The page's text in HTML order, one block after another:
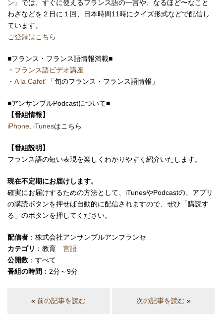
ン』 では、すぐに使えるフランス語の一言や、なるほど〜なこと
わざなどを２日に１回、日本時間11時にクイズ形式などで配信し
ています。
ご登録はこちら
■フランス・フランス語情報満載■
・ フランス語ビデオ講座
・ A la Cafet’「旬のフランス・フランス語情報」
■アンサンブルPodcastについて■
【番組情報】
iPhone, iTunesはこちら
【番組説明】
フランス語の短い表現を楽しくわかりやすく紹介いたします。
現在不定期にお届けします。
確実にお届けするための方法として、iTunesやPodcastの、アプリ
の購読ボタンを押せば自動的に配信されますので、ぜひ「購読す
る」のボタンを押してください。
配信者 ：株式会社アンサンブルアンフランセ
カテゴリ ：教育 言語
公開数 ：すべて
番組の時間 ：2分～9分
«前の記事を読む 次の記事を読む»